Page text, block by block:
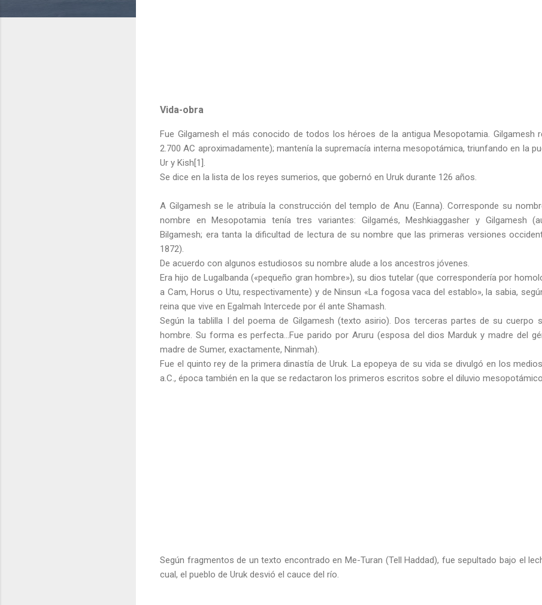
Vida-obra
Fue Gilgamesh el más conocido de todos los héroes de la antigua Mesopotamia. Gilgamesh
2.700 AC aproximadamente); mantenía la supremacía interna mesopotámica, triunfando en la
Ur y Kish[1].
Se dice en la lista de los reyes sumerios, que gobernó en Uruk durante 126 años.
A Gilgamesh se le atribuía la construcción del templo de Anu (Eanna). Corresponde su
nombre en Mesopotamia tenía tres variantes: Gilgamés, Meshkiaggasher y Gilgamesh
Bilgamesh; era tanta la dificultad de lectura de su nombre que las primeras versiones
1872).
De acuerdo con algunos estudiosos su nombre alude a los ancestros jóvenes.
Era hijo de Lugalbanda («pequeño gran hombre»), su dios tutelar (que correspondería por
a Cam, Horus o Utu, respectivamente) y de Ninsun «La fogosa vaca del establo», la sabia,
reina que vive en Egalmah Intercede por él ante Shamash.
Según la tablilla I del poema de Gilgamesh (texto asirio). Dos terceras partes de su cuerpo
hombre. Su forma es perfecta…Fue parido por Aruru (esposa del dios Marduk y madre del
madre de Sumer, exactamente, Ninmah).
Fue el quinto rey de la primera dinastía de Uruk. La epopeya de su vida se divulgó en los
a.C., época también en la que se redactaron los primeros escritos sobre el diluvio
Según fragmentos de un texto encontrado en Me-Turan (Tell Haddad), fue sepultado bajo el
cual, el pueblo de Uruk desvió el cauce del río.